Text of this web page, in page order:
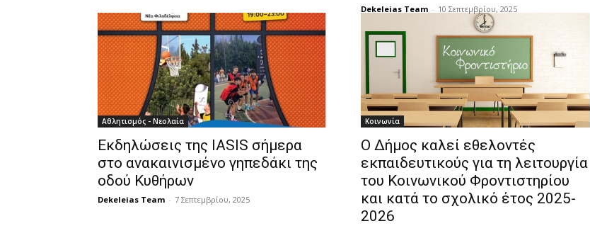
Dekeleias Team - 10 Σεπτεμβρίου, 2025
Αθλητισμός - Νεολαία
Εκδηλώσεις της IASIS σήμερα
στο ανακαινισμένο γηπεδάκι της
οδού Κυθήρων
Dekeleias Team - 7 Σεπτεμβρίου, 2025
Κοινωνία
Ο Δήμος καλεί εθελοντές
εκπαιδευτικούς για τη λειτουργία
του Κοινωνικού Φροντιστηρίου
και κατά το σχολικό έτος 2025-
2026